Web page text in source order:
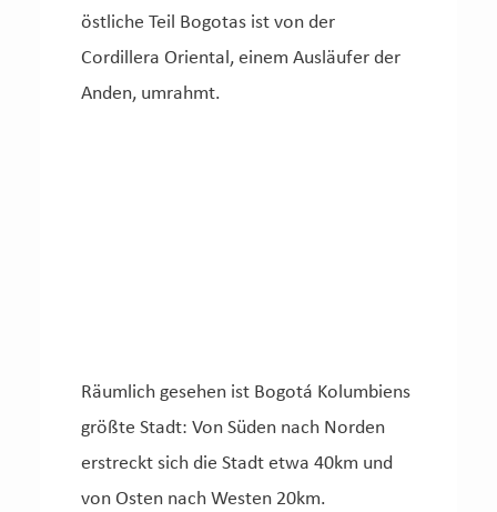
östliche Teil Bogotas ist von der
Cordillera Oriental, einem Ausläufer der
Anden, umrahmt.
Räumlich gesehen ist Bogotá Kolumbiens
größte Stadt: Von Süden nach Norden
erstreckt sich die Stadt etwa 40km und
von Osten nach Westen 20km.